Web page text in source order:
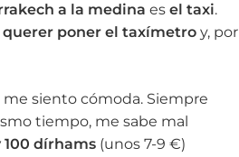
a la medina es el taxi.
querer poner el taxímetro y, por
siento cómoda. Siempre
tiempo, me sabe mal
100 dírhams (unos 7-9 €)